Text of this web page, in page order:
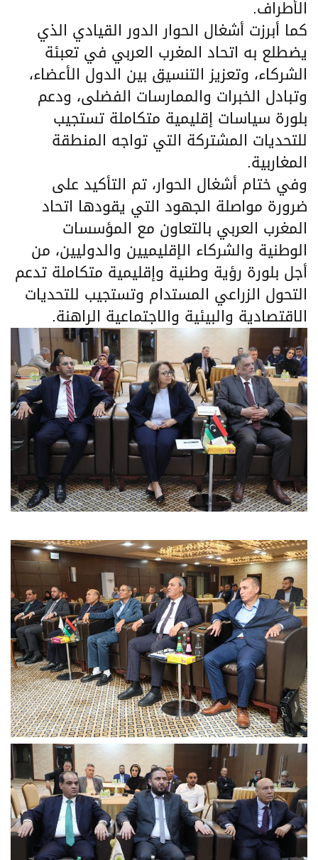
الأطراف.
كما أبرزت أشغال الحوار الدور القيادي الذي
يضطلع به اتحاد المغرب العربي في تعبئة
الشركاء، وتعزيز التنسيق بين الدول الأعضاء،
وتبادل الخبرات والممارسات الفضلى، ودعم
بلورة سياسات إقليمية متكاملة تستجيب
للتحديات المشتركة التي تواجه المنطقة
المغاربية.
وفي ختام أشغال الحوار، تم التأكيد على
ضرورة مواصلة الجهود التي يقودها اتحاد
المغرب العربي بالتعاون مع المؤسسات
الوطنية والشركاء الإقليميين والدوليين، من
أجل بلورة رؤية وطنية وإقليمية متكاملة تدعم
التحول الزراعي المستدام وتستجيب للتحديات
الاقتصادية والبيئية والاجتماعية الراهنة.